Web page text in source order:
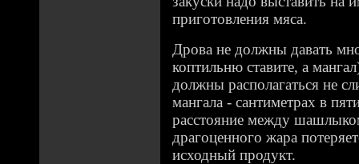
приготовления мяса.
Дрова не должны давать
коптильню ставите, а
должны располагаться не
мангала - сантиметрах в
расстояние между
драгоценного жара
исходный продукт.